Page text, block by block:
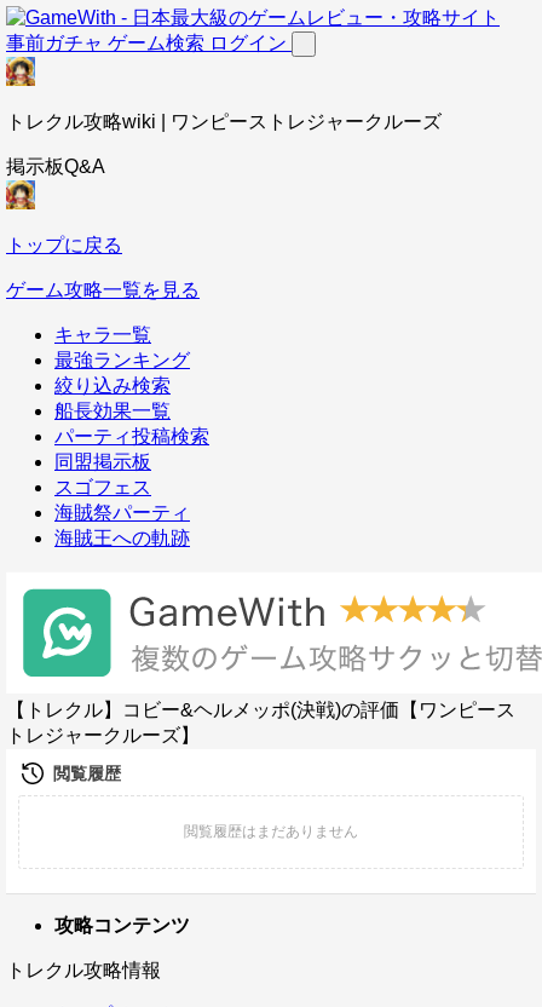
事前ガチャ ゲーム検索 ログイン
トレクル攻略wiki | ワンピーストレジャークルーズ
掲示板Q&A
トップに戻る
ゲーム攻略一覧を見る
キャラ一覧
最強ランキング
絞り込み検索
船長効果一覧
パーティ投稿検索
同盟掲示板
スゴフェス
海賊祭パーティ
海賊王への軌跡
【トレクル】コビー&ヘルメッポ(決戦)の評価【ワンピース
トレジャークルーズ】
攻略コンテンツ
トレクル攻略情報